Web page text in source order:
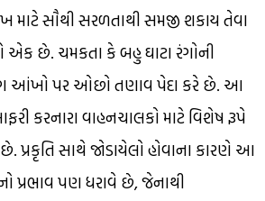
સૌથી સરળતાથી સમજી શકાય તેવા
એક છે. ચમકતા કે બહુ ઘાટા રંગોની
આંખો પર ઓછો તણાવ પેદા કરે છે. આ
કરનારા વાહનચાલકો માટે વિશેષ રૂપે
પ્રકૃતિ સાથે જોડાયેલો હોવાના કારણે આ
પ્રભાવ પણ ધરાવે છે, જેનાથી